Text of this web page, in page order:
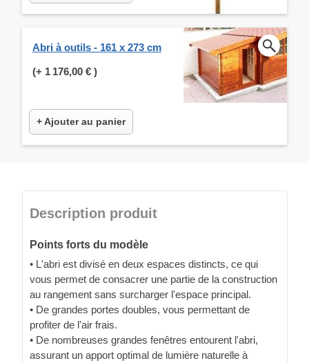
Abri à outils - 161 x 273 cm
(+ 1 176,00 € )
+ Ajouter au panier
Description produit
Points forts du modèle
• L'abri est divisé en deux espaces distincts, ce qui
vous permet de consacrer une partie de la construction
au rangement sans surcharger l'espace principal.
• De grandes portes doubles, vous permettant de
profiter de l'air frais.
• De nombreuses grandes fenêtres entourent l'abri,
assurant un apport optimal de lumière naturelle à